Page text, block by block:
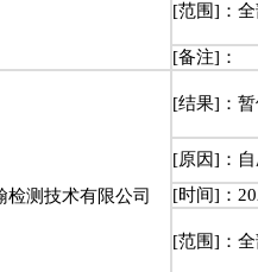
[范围]：
[备注]：
测技术有限公司
[结果]：
[原因]：
[时间]：
[范围]：